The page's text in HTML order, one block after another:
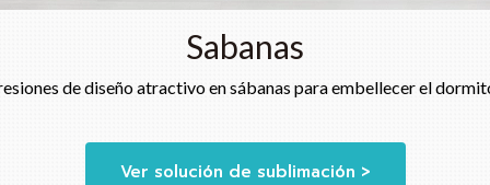
Sabanas
de diseño atractivo en sábanas para embellecer el
Ver solución de sublimación >